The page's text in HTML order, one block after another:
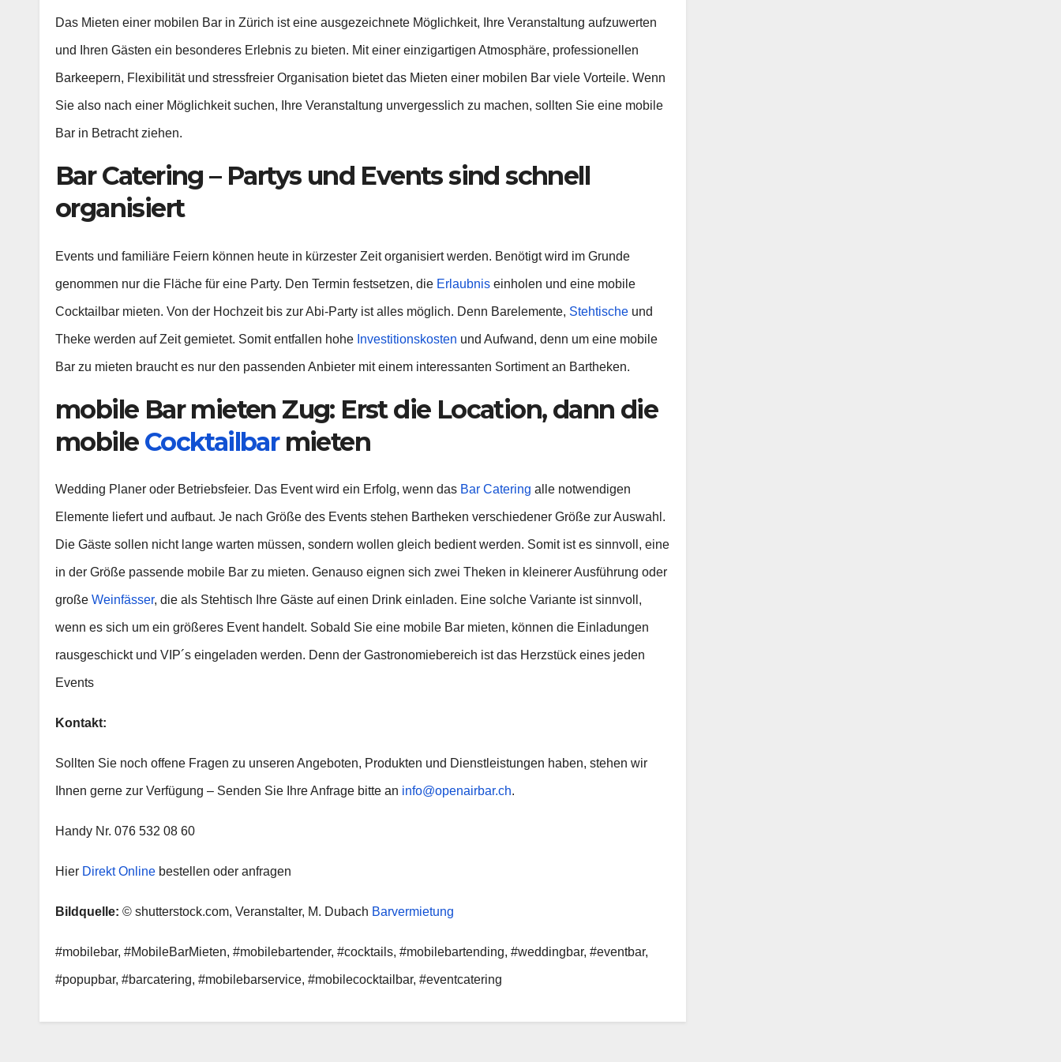
Das Mieten einer mobilen Bar in Zürich ist eine ausgezeichnete Möglichkeit, Ihre Veranstaltung aufzuwerten
und Ihren Gästen ein besonderes Erlebnis zu bieten. Mit einer einzigartigen Atmosphäre, professionellen
Barkeepern, Flexibilität und stressfreier Organisation bietet das Mieten einer mobilen Bar viele Vorteile. Wenn
Sie also nach einer Möglichkeit suchen, Ihre Veranstaltung unvergesslich zu machen, sollten Sie eine mobile
Bar in Betracht ziehen.
Bar Catering – Partys und Events sind schnell
organisiert
Events und familiäre Feiern können heute in kürzester Zeit organisiert werden. Benötigt wird im Grunde
genommen nur die Fläche für eine Party. Den Termin festsetzen, die Erlaubnis einholen und eine mobile
Cocktailbar mieten. Von der Hochzeit bis zur Abi-Party ist alles möglich. Denn Barelemente, Stehtische und
Theke werden auf Zeit gemietet. Somit entfallen hohe Investitionskosten und Aufwand, denn um eine mobile
Bar zu mieten braucht es nur den passenden Anbieter mit einem interessanten Sortiment an Bartheken.
mobile Bar mieten Zug: Erst die Location, dann die
mobile Cocktailbarmieten
Wedding Planer oder Betriebsfeier. Das Event wird ein Erfolg, wenn das Bar Catering alle notwendigen
Elemente liefert und aufbaut. Je nach Größe des Events stehen Bartheken verschiedener Größe zur Auswahl.
Die Gäste sollen nicht lange warten müssen, sondern wollen gleich bedient werden. Somit ist es sinnvoll, eine
in der Größe passende mobile Bar zu mieten. Genauso eignen sich zwei Theken in kleinerer Ausführung oder
große Weinfässer, die als Stehtisch Ihre Gäste auf einen Drink einladen. Eine solche Variante ist sinnvoll,
wenn es sich um ein größeres Event handelt. Sobald Sie eine mobile Bar mieten, können die Einladungen
rausgeschickt und VIP´s eingeladen werden. Denn der Gastronomiebereich ist das Herzstück eines jeden
Events
Kontakt:
Sollten Sie noch offene Fragen zu unseren Angeboten, Produkten und Dienstleistungen haben, stehen wir
Ihnen gerne zur Verfügung – Senden Sie Ihre Anfrage bitte an info@openairbar.ch.
Handy Nr. 076 532 08 60
Hier Direkt Online bestellen oder anfragen
Bildquelle: © shutterstock.com, Veranstalter, M. Dubach Barvermietung
#mobilebar, #MobileBarMieten, #mobilebartender, #cocktails, #mobilebartending, #weddingbar, #eventbar,
#popupbar, #barcatering, #mobilebarservice, #mobilecocktailbar, #eventcatering